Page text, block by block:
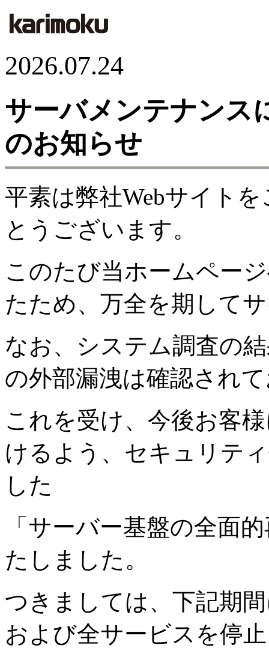
2026.07.24
サーバメンテナンス
のお知らせ
平素は弊社Webサイト
とうございます。
このたび当ホームペー
たため、万全を期して
なお、システム調査の
の外部漏洩は確認され
これを受け、今後お客
けるよう、セキュリテ
した
「サーバー基盤の全面
たしました。
つきましては、下記期
および全サービスを停